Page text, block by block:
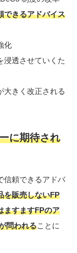
きるアドバイス
化
透させていくた
大きく改正される
に期待され
信頼できるアドバ
を販売しないFP
ますますFPのア
問われることに